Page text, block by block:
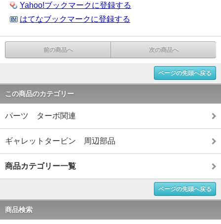
Yahoo!ブックマークに登録する
はてなブックマークに登録する
前の商品へ 次の商品へ
ページの先頭へ戻る
この商品のカテゴリー
パーツ ターボ関連
ギャレットタービン 周辺部品
商品カテゴリー一覧
ページの先頭へ戻る
商品検索